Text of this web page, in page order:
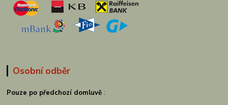
Osobní odběr
Pouze po předchozí domluvě :